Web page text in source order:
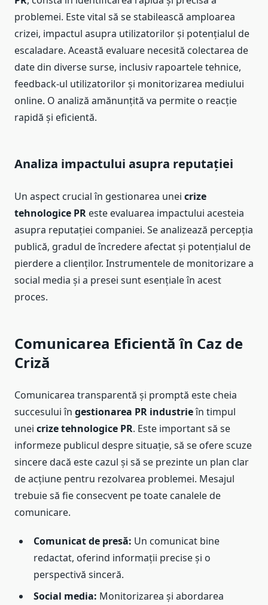
problemei. Este vital să se stabilească amploarea
crizei, impactul asupra utilizatorilor și potențialul de
escaladare. Această evaluare necesită colectarea de
date din diverse surse, inclusiv rapoartele tehnice,
feedback-ul utilizatorilor și monitorizarea mediului
online. O analiză amănunțită va permite o reacție
rapidă și eficientă.
Analiza impactului asupra reputației
Un aspect crucial în gestionarea unei crize
tehnologice PR este evaluarea impactului acesteia
asupra reputației companiei. Se analizează percepția
publică, gradul de încredere afectat și potențialul de
pierdere a clienților. Instrumentele de monitorizare a
social media și a presei sunt esențiale în acest
proces.
Comunicarea Eficientă în Caz de
Criză
Comunicarea transparentă și promptă este cheia
succesului în gestionarea PR industrieîn timpul
unei crize tehnologice PR. Este important să se
informeze publicul despre situație, să se ofere scuze
sincere dacă este cazul și să se prezinte un plan clar
de acțiune pentru rezolvarea problemei. Mesajul
trebuie să fie consecvent pe toate canalele de
comunicare.
Comunicat de presă: Un comunicat bine
redactat, oferind informații precise și o
perspectivă sinceră.
Social media: Monitorizarea și abordarea